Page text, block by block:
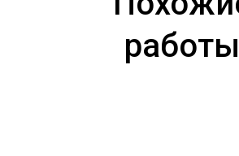
работы